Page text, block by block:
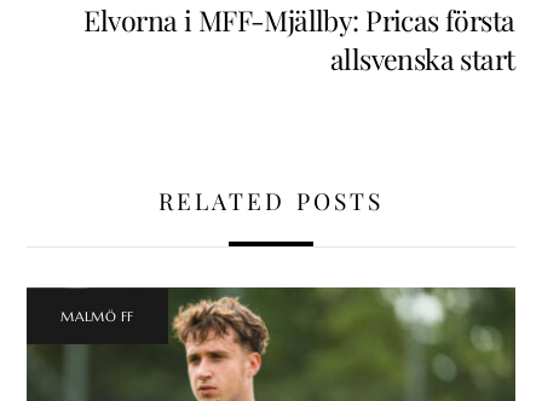
Elvorna i MFF-Mjällby: Pricas första
allsvenska start
RELATED POSTS
MALMÖ FF